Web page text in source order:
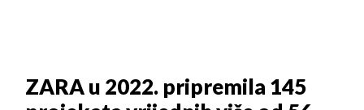
ZARA u 2022. pripremila 145